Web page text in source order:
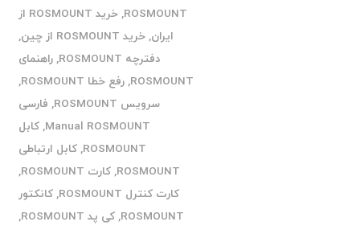
ROSMOUNT
,
خرید ROSMOUNT از
ایران,خرید ROSMOUNT از چین
,
دفترچه ROSMOUNT
,راهنمای
ROSMOUNT
,رفع خطا ROSMOUNT
,
سرویس ROSMOUNT
, فارسی
Manual ROSMOUNT
,کابل
ROSMOUNT
,کابل ارتباطی
ROSMOUNT
,کارت ROSMOUNT
,
کارت کنترل ROSMOUNT
,کانکتور
ROSMOUNT
,کی پد ROSMOUNT
,